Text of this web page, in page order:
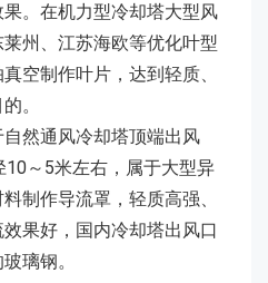
。在机力型冷却塔大型风
州、江苏海欧等优化叶型
空制作叶片，达到轻质、
。
然通风冷却塔顶端出风
～5米左右，属于大型异
制作导流罩，轻质高强、
果好，国内冷却塔出风口
璃钢。